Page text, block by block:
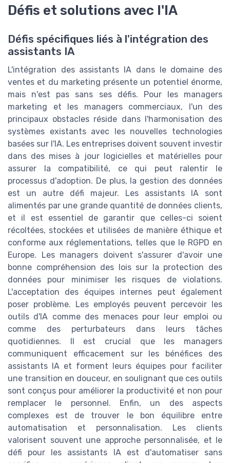
Défis et solutions avec l'IA
Défis spécifiques liés à l'intégration des
assistants IA
L'intégration des assistants IA dans le domaine des
ventes et du marketing présente un potentiel énorme,
mais n'est pas sans ses défis. Pour les managers
marketing et les managers commerciaux, l'un des
principaux obstacles réside dans l'harmonisation des
systèmes existants avec les nouvelles technologies
basées sur l'IA. Les entreprises doivent souvent investir
dans des mises à jour logicielles et matérielles pour
assurer la compatibilité, ce qui peut ralentir le
processus d'adoption. De plus, la gestion des données
est un autre défi majeur. Les assistants IA sont
alimentés par une grande quantité de données clients,
et il est essentiel de garantir que celles-ci soient
récoltées, stockées et utilisées de manière éthique et
conforme aux réglementations, telles que le RGPD en
Europe. Les managers doivent s'assurer d'avoir une
bonne compréhension des lois sur la protection des
données pour minimiser les risques de violations.
L'acceptation des équipes internes peut également
poser problème. Les employés peuvent percevoir les
outils d'IA comme des menaces pour leur emploi ou
comme des perturbateurs dans leurs tâches
quotidiennes. Il est crucial que les managers
communiquent efficacement sur les bénéfices des
assistants IA et forment leurs équipes pour faciliter
une transition en douceur, en soulignant que ces outils
sont conçus pour améliorer la productivité et non pour
remplacer le personnel. Enfin, un des aspects
complexes est de trouver le bon équilibre entre
automatisation et personnalisation. Les clients
valorisent souvent une approche personnalisée, et le
défi pour les assistants IA est d'automatiser sans